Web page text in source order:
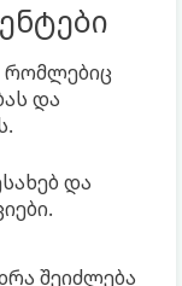
რომლებიც
და
და
შეიძლება